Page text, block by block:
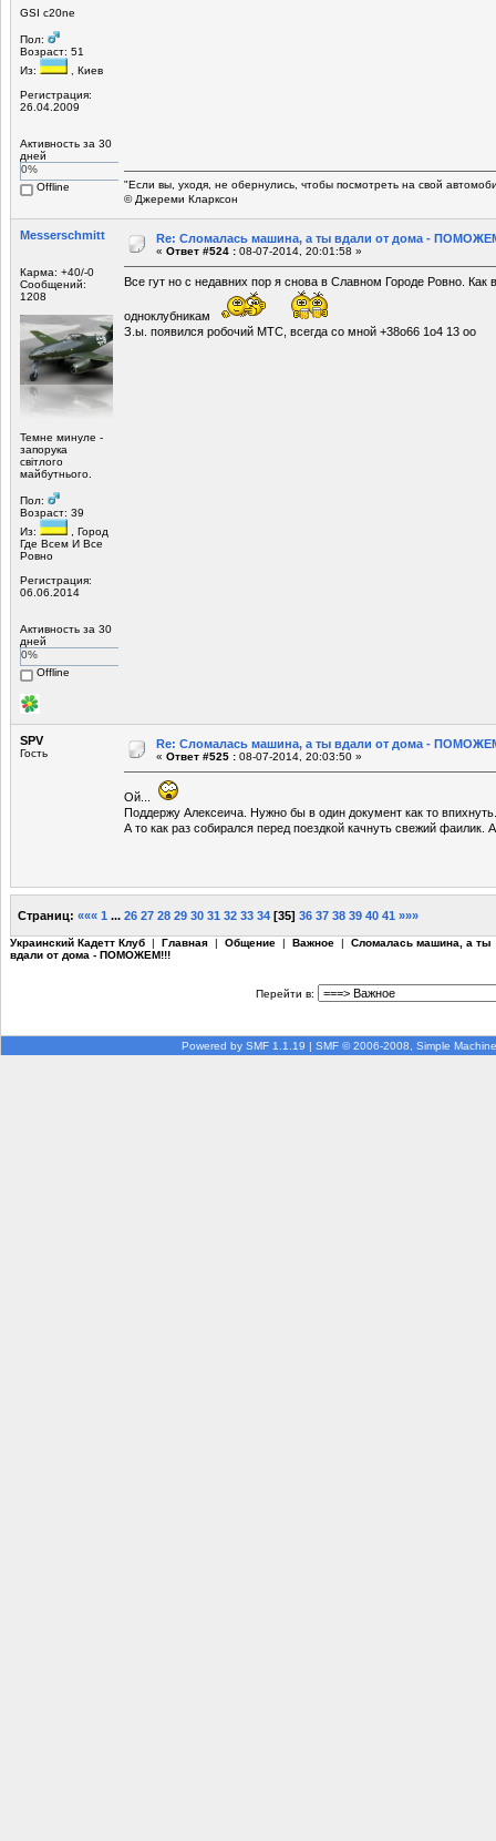
GSI c20ne
Пол:
Возраст: 51
Из:
, Киев
Регистрация:
26.04.2009
Активность за 30
дней
0%
Offline
"Если вы, уходя, не обернулись, чтобы посмотреть на свой
© Джереми Кларксон
Mеsserschmitt
Карма: +40/-0
Сообщений:
1208
Темне минуле -
запорука
світлого
майбутнього.
Пол:
Возраст: 39
Из:
, Город
Где Всем И Все
Ровно
Регистрация:
06.06.2014
Активность за 30
дней
0%
Offline
Re: Сломалась машина, а ты вдали от дома -
« Ответ #524 : 08-07-2014, 20:01:58 »
Все гут но с недавних пор я снова в Славном Городе Ровно. Как
одноклубникам
З.ы. появился робочий МТС, всегда со мной +38о66 1о4 13 оо
SPV
Гость
Re: Сломалась машина, а ты вдали от дома -
« Ответ #525 : 08-07-2014, 20:03:50 »
Ой...
Поддержу Алексеича. Нужно бы в один документ как то впихнуть.
А то как раз собирался перед поездкой качнуть свежий фаилик.
Страниц: ««« 1 ... 26 27 28 29 30 31 32 33 34 [35] 36 37 38 39 40 41 »»»
Украинский Кадетт Клуб | Главная | Общение | Важное | Сломалась машина, а ты
вдали от дома - ПОМОЖЕМ!!!
Перейти в:
Powered by SMF 1.1.19 | SMF © 2006-2008, Simple